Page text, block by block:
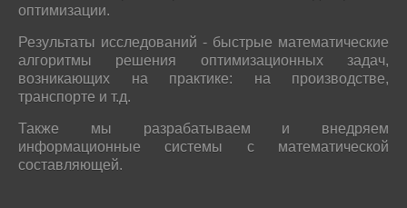
оптимизации.
Результаты исследований - быстрые математические
алгоритмы решения оптимизационных задач,
возникающих на практике: на производстве,
транспорте и т.д.
Также мы разрабатываем и внедряем
информационные системы с математической
составляющей.